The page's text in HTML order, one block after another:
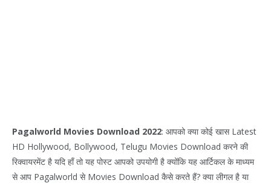
Pagalworld Movies Download 2022: आपको क्या कोई खास Latest
HD Hollywood, Bollywood, Telugu Movies Download करने की
रिक्वायरमेंट है यदि हाँ तो यह पोस्ट आपको उपयोगी है क्योंकि यह आर्टिकल के माध्यम
से आप Pagalworld से Movies Download कैसे करते हैं? क्या लीगल है या